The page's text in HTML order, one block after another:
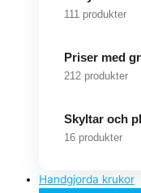
111 produkter
Priser med
212 produkter
Skyltar och
16 produkter
Handgjorda krukor